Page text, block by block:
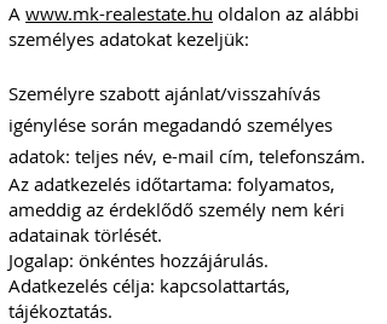
A www.mk-realestate.hu oldalon az alábbi
személyes adatokat kezeljük:
Személyre szabott ajánlat/visszahívás
igénylése során megadandó személyes
adatok: teljes név, e-mail cím, telefonszám.
Az adatkezelés időtartama: folyamatos,
ameddig az érdeklődő személy nem kéri
adatainak törlését.
Jogalap: önkéntes hozzájárulás.
Adatkezelés célja: kapcsolattartás,
tájékoztatás.